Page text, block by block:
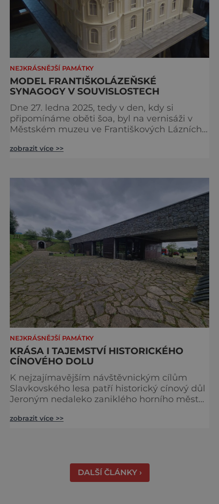
NEJKRÁSNĚJŠÍ PAMÁTKY
MODEL FRANTIŠKOLÁZEŇSKÉ
SYNAGOGY V SOUVISLOSTECH
Dne 27. ledna 2025, tedy v den, kdy si
připomínáme oběti šoa, byl na vernisáži v
Městském muzeu ve Františkových Lázních
nacisty zničena v roce 1938. Do lázeňského
některé události spojené s touto významnou
stavbou. [gallery ids="917
zobrazit více >>
NEJKRÁSNĚJŠÍ PAMÁTKY
KRÁSA I TAJEMSTVÍ HISTORICKÉHO
CÍNOVÉHO DOLU
K nejzajímavějším návštěvnickým cílům
Slavkovského lesa patří historický cínový důl
Jeroným nedaleko zaniklého horního města
středověku. Národní kulturní památka je
práci tehdejších horníků. [gallery
ids="91631,91630,91632,91633,91634,91635,9
zobrazit více >>
DALŠÍ ČLÁNKY ›